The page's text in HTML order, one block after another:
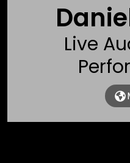
Live